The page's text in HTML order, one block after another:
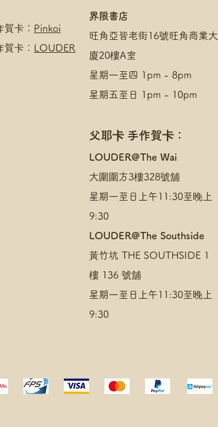
卡： Pinkoi
卡： LOUDER
界限書店
旺角亞皆老街16號旺角商業大
廈20樓A室
星期一至四 1pm - 8pm
星期五至日 1pm - 10pm
父耶卡 手作賀卡：
​LOUDER@The Wai
大圍圍方3樓328號舖
星期一至日上午11:30至晚上
9:30
LOUDER@The Southside
黃竹坑 THE SOUTHSIDE 1
樓 136 號舖
星期一至日上午11:30至晚上
9:30